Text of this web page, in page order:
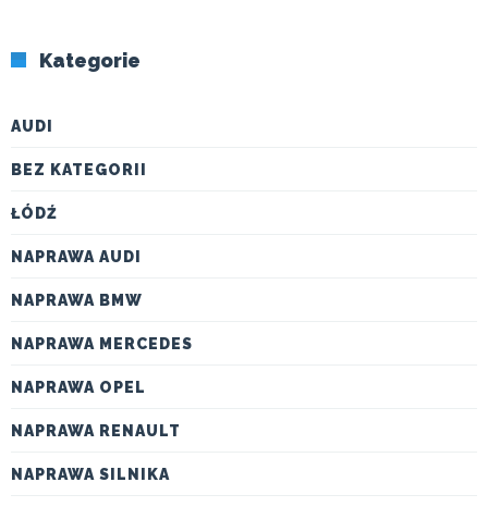
Kategorie
AUDI
BEZ KATEGORII
ŁÓDŹ
NAPRAWA AUDI
NAPRAWA BMW
NAPRAWA MERCEDES
NAPRAWA OPEL
NAPRAWA RENAULT
NAPRAWA SILNIKA